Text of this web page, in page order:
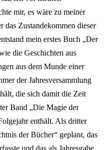
mir, es wäre zu meiner
Zustandekommen dieser
mein erstes Buch „Der
die Geschichten aus
aus dem Munde einer
der Jahresversammlung
die sich damit die Zeit
Band „Die Magie der
enthält. Als dritter
der Bücher“ geplant, das
und das als Jahresgabe